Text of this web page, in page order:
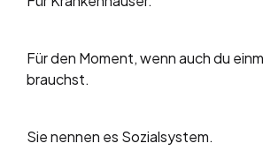
Für den Moment, wenn auch du
brauchst.
Sie nennen es Sozialsystem.